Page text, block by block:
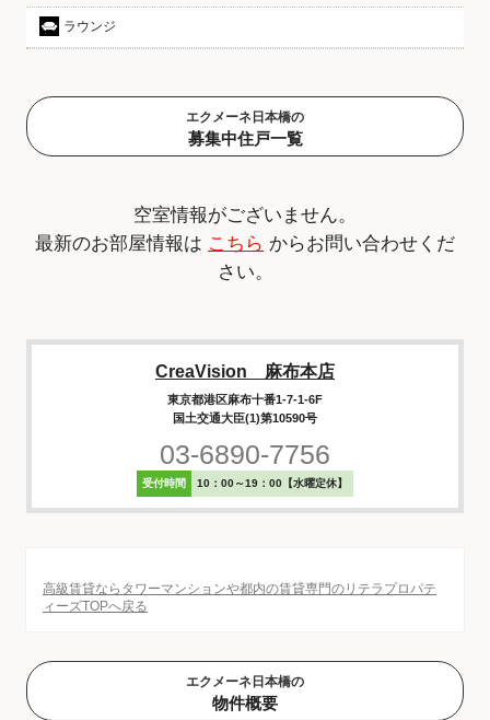
ラウンジ
エクメーネ日本橋の
募集中住戸一覧
空室情報がございません。
最新のお部屋情報は こちら からお問い合わせくだ
さい。
CreaVision 麻布本店
東京都港区麻布十番1-7-1-6F
国土交通大臣(1)第10590号
03-6890-7756
受付時間 10：00～19：00【水曜定休】
高級賃貸ならタワーマンションや都内の賃貸専門のリテラプロパテ
ィーズTOPへ戻る
エクメーネ日本橋の
物件概要